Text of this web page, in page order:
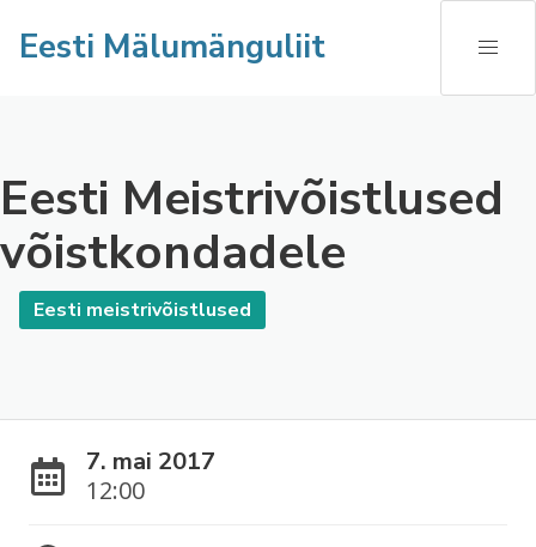
Eesti Mälumänguliit
Eesti Meistrivõistlused
võistkondadele
Eesti meistrivõistlused
7. mai 2017
12:00